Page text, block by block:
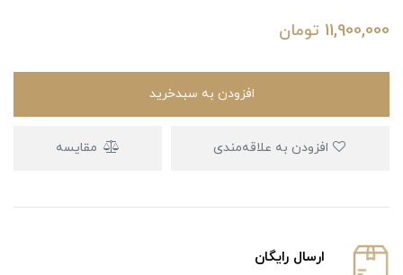
11,900,000 تومان
افزودن به سبدخرید
مقایسه
ارسال رایگان